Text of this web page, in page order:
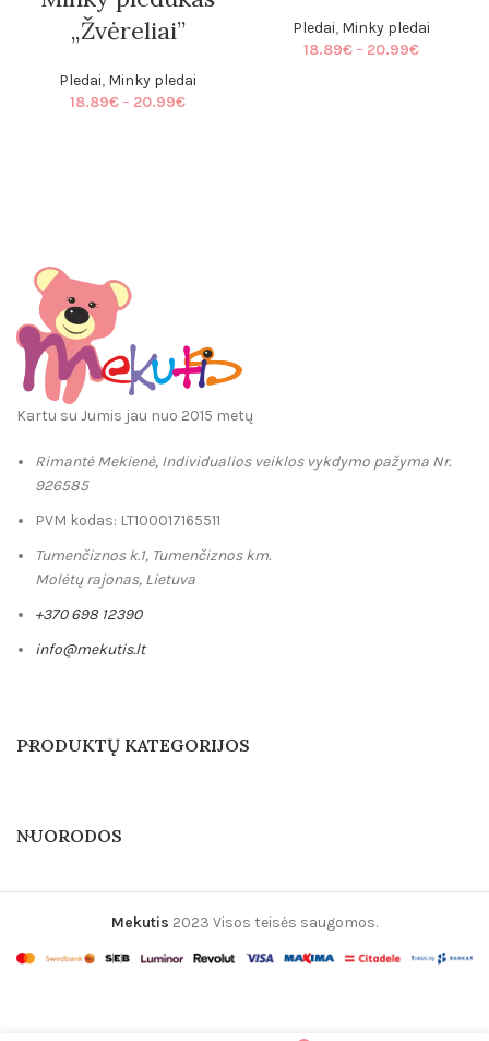
„Žvėreliai”
Pledai, Minky pledai
18.89€– 20.99€Price
Pledai, Minky pledai
18.89€– 20.99€Price
Kartu su Jumis jau nuo 2015 metų
Rimantė Mekienė, Individualios veiklos vykdymo pažyma Nr.
926585
PVM kodas: LT100017165511
Tumenčiznos k.1, Tumenčiznos km.
Molėtų rajonas, Lietuva
+370 698 12390
info@mekutis.lt
PRODUKTŲ KATEGORIJOS
NUORODOS
Mekutis 2023 Visos teisės saugomos.